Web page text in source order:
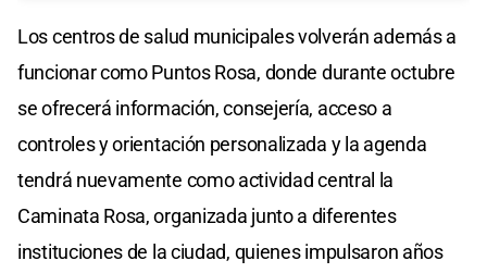
Los centros de salud municipales volverán además a
funcionar como Puntos Rosa, donde durante octubre
se ofrecerá información, consejería, acceso a
controles y orientación personalizada y la agenda
tendrá nuevamente como actividad central la
Caminata Rosa, organizada junto a diferentes
instituciones de la ciudad, quienes impulsaron años